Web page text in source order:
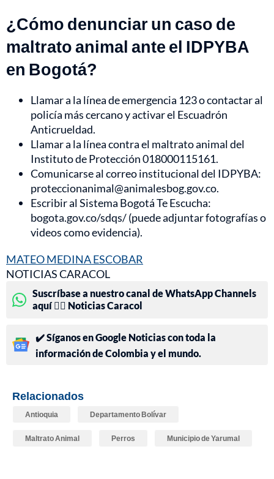
¿Cómo denunciar un caso de
maltrato animal ante el IDPYBA
en Bogotá?
Llamar a la línea de emergencia 123 o contactar al
policía más cercano y activar el Escuadrón
Anticrueldad.
Llamar a la línea contra el maltrato animal del
Instituto de Protección 018000115161.
Comunicarse al correo institucional del IDPYBA:
proteccionanimal@animalesbog.gov.co.
Escribir al Sistema Bogotá Te Escucha:
bogota.gov.co/sdqs/ (puede adjuntar fotografías o
videos como evidencia).
MATEO MEDINA ESCOBAR
NOTICIAS CARACOL
Suscríbase a nuestro canal de WhatsApp Channels
aquí 👉🏻 Noticias Caracol
✔️ Síganos en Google Noticias con toda la
información de Colombia y el mundo.
Relacionados
Antioquia Departamento Bolívar
Maltrato Animal Perros Municipio de Yarumal